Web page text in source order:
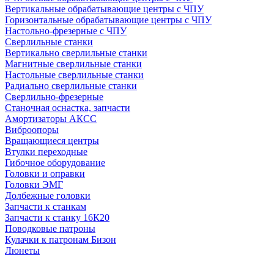
Вертикальные обрабатывающие центры с ЧПУ
Горизонтальные обрабатывающие центры с ЧПУ
Настольно-фрезерные с ЧПУ
Сверлильные станки
Вертикально сверлильные станки
Магнитные сверлильные станки
Настольные сверлильные станки
Радиально сверлильные станки
Сверлильно-фрезерные
Станочная оснастка, запчасти
Амортизаторы АКСС
Виброопоры
Вращающиеся центры
Втулки переходные
Гибочное оборудование
Головки и оправки
Головки ЭМГ
Долбежные головки
Запчасти к станкам
Запчасти к станку 16К20
Поводковые патроны
Кулачки к патронам Бизон
Люнеты